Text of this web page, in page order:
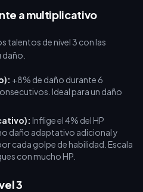
a multiplicativo
talentos de nivel 3 con las
+8% de daño durante 6
Ideal para un daño
Inflige el 4% del HP
daño adaptativo adicional y
cada golpe de habilidad. Escala
con mucho HP.
3